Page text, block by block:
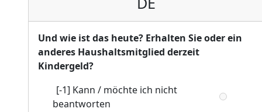
Und wie ist das heute? Erhalten Sie oder ein
anderes Haushaltsmitglied derzeit
Kindergeld?
[-1] Kann / möchte ich nicht
beantworten